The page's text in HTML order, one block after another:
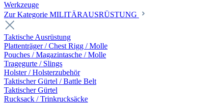
Werkzeuge
Zur Kategorie MILITÄRAUSRÜSTUNG
Taktische Ausrüstung
Plattenträger / Chest Rigg / Molle
Pouches / Magazintasche / Molle
Tragegurte / Slings
Holster / Holsterzubehör
Taktischer Gürtel / Battle Belt
Taktischer Gürtel
Rucksack / Trinkrucksäcke